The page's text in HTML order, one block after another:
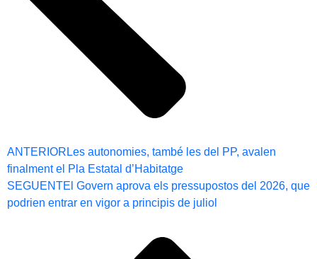
ANTERIOR Les autonomies, també les del PP, avalen
finalment el Pla Estatal d’Habitatge
SEGUENTEl Govern aprova els pressupostos del 2026, que
podrien entrar en vigor a principis de juliol